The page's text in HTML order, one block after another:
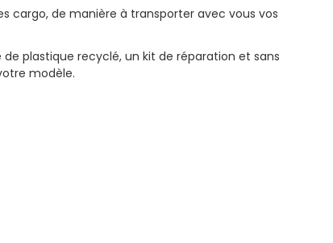
cargo, de manière à transporter avec vous vos
plastique recyclé, un kit de réparation et sans
modèle.